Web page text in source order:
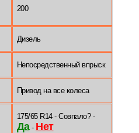
200
Дизель
Непосредственный впрыск
Привод на все колеса
175/65 R14 - Совпало? -
Да- Нет